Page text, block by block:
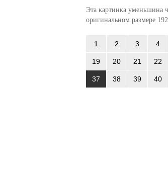
Эта картинка уменьшина
оригинальном размере
1 2 3 4
19 20 21 22
37 38 39 40